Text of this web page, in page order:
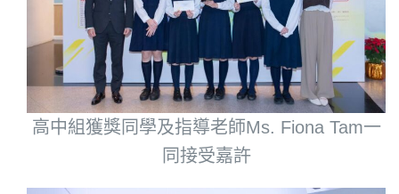
高中組獲獎同學及指導老師Ms. Fiona Tam一
同接受嘉許